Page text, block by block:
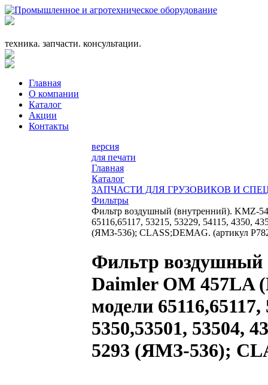
техника. запчасти. консультации.
Главная
О компании
Каталог
Акции
Контакты
версия
для печати
Главная
Каталог
ЗАПЧАСТИ ДЛЯ ГРУЗОВИКОВ И
Фильтры
Фильтр воздушный (внутренний). KMZ-
65116,65117, 53215, 53229, 54115, 4350,
(ЯМЗ-536); CLASS;DEMAG. (артикул
Фильтр воздушный
Daimler OM 457LA
модели 65116,65117,
5350,53501, 53504,
5293 (ЯМЗ-536);